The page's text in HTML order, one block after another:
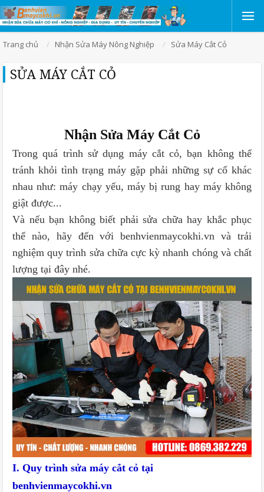
Trang chủ Nhận Sửa Máy Nông Nghiệp Sửa Máy Cắt Cỏ
SỬA MÁY CẮT CỎ
Nhận Sửa Máy Cắt Cỏ
Trong quá trình sử dụng máy cắt cỏ, bạn không thể
tránh khỏi tình trạng máy gặp phải những sự cố khác
nhau như: máy chạy yếu, máy bị rung hay máy không
giật được...
Và nếu bạn không biết phải sửa chữa hay khắc phục
thế nào, hãy đến với benhvienmaycokhi.vn và trải
nghiệm quy trình sửa chữa cực kỳ nhanh chóng và chất
lượng tại đây nhé.
I. Quy trình sửa máy cắt cỏ tại
benhvienmaycokhi.vn